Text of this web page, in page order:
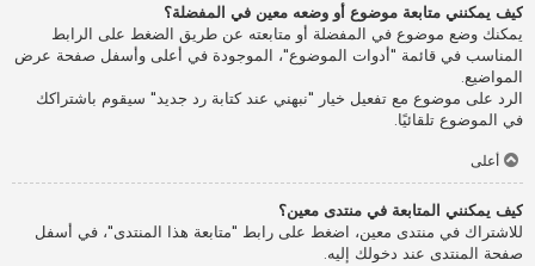
كيف يمكنني متابعة موضوع أو وضعه معين في المفضلة؟
يمكنك وضع موضوع في المفضلة أو متابعته عن طريق الضغط على الرابط
المناسب في قائمة "أدوات الموضوع"، الموجودة في أعلى وأسفل صفحة عرض
المواضيع.
الرد على موضوع مع تفعيل خيار "نبهني عند كتابة رد جديد" سيقوم باشتراكك
في الموضوع تلقائيًا.
أعلى
كيف يمكنني المتابعة في منتدى معين؟
للاشتراك في منتدى معين، اضغط على رابط "متابعة هذا المنتدى"، في أسفل
صفحة المنتدى عند دخولك إليه.